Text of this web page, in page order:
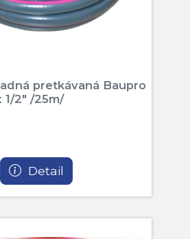
pretkávaná Baupro
1/2" /25m/
Detail